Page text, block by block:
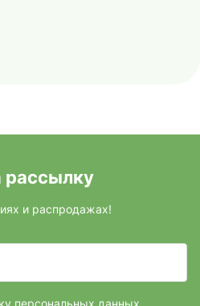
рассылку
и распродажах!
персональных данных